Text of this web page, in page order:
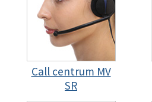
Call centrum MV
SR